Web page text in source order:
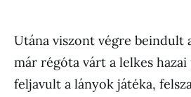
Utána viszont végre beindult
már régóta várt a lelkes
feljavult a lányok játéka,